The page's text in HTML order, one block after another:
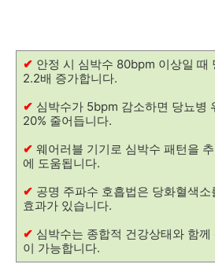
✔ 안정 시 심박수 80bpm 이상일 때
2.2배 증가합니다.
✔ 심박수가 5bpm 감소하면 당뇨병
20% 줄어듭니다.
✔ 웨어러블 기기로 심박수 패턴을
에 도움됩니다.
✔ 공명 주파수 호흡법은 당화혈색
효과가 있습니다.
✔ 심박수는 종합적 건강상태와 함
이 가능합니다.